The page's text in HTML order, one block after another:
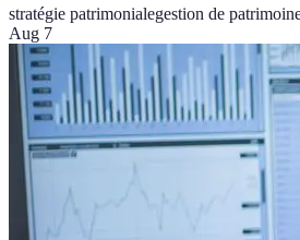
stratégie patrimonialegestion de
Aug 7